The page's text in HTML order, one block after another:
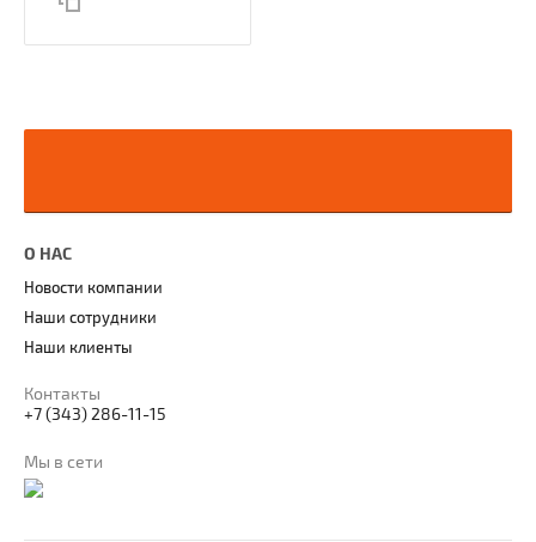
О НАС
Новости компании
Наши сотрудники
Наши клиенты
Контакты
+7 (343) 286-11-15
Мы в сети